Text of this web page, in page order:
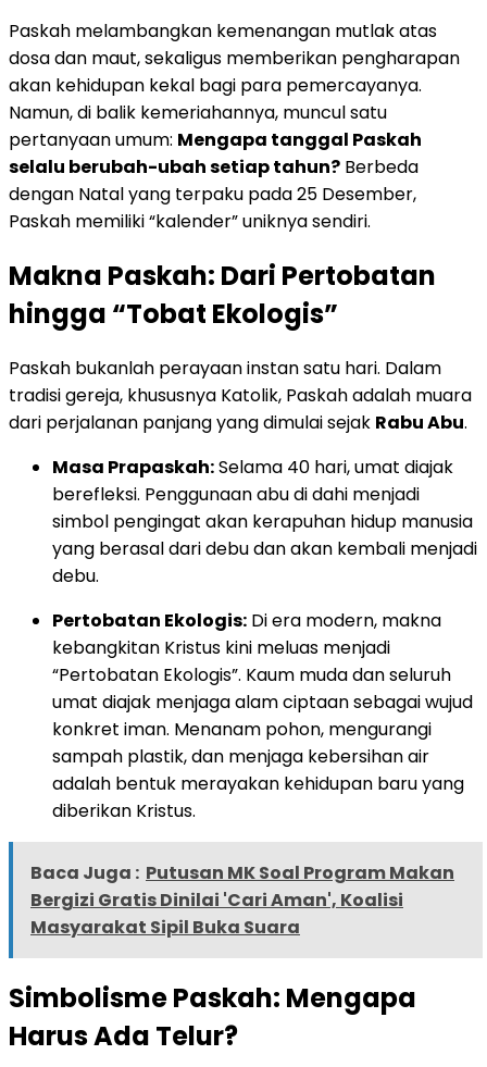
Paskah melambangkan kemenangan mutlak atas
dosa dan maut, sekaligus memberikan pengharapan
akan kehidupan kekal bagi para pemercayanya.
Namun, di balik kemeriahannya, muncul satu
pertanyaan umum: Mengapa tanggal Paskah
selalu berubah-ubah setiap tahun? Berbeda
dengan Natal yang terpaku pada 25 Desember,
Paskah memiliki “kalender” uniknya sendiri.
Makna Paskah: Dari Pertobatan
hingga “Tobat Ekologis”
Paskah bukanlah perayaan instan satu hari. Dalam
tradisi gereja, khususnya Katolik, Paskah adalah muara
dari perjalanan panjang yang dimulai sejak Rabu Abu.
Masa Prapaskah:Selama 40 hari, umat diajak
berefleksi. Penggunaan abu di dahi menjadi
simbol pengingat akan kerapuhan hidup manusia
yang berasal dari debu dan akan kembali menjadi
debu.
Pertobatan Ekologis: Di era modern, makna
kebangkitan Kristus kini meluas menjadi
“Pertobatan Ekologis”. Kaum muda dan seluruh
umat diajak menjaga alam ciptaan sebagai wujud
konkret iman. Menanam pohon, mengurangi
sampah plastik, dan menjaga kebersihan air
adalah bentuk merayakan kehidupan baru yang
diberikan Kristus.
Baca Juga : Putusan MK Soal Program Makan
Bergizi Gratis Dinilai 'Cari Aman', Koalisi
Masyarakat Sipil Buka Suara
Simbolisme Paskah: Mengapa
Harus Ada Telur?